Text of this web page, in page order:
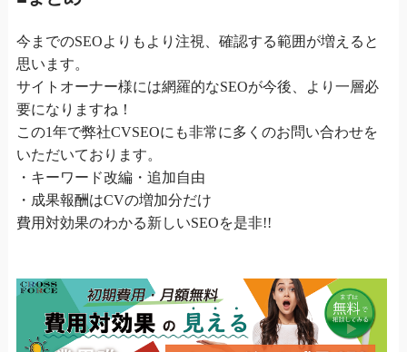
今までのSEOよりもより注視、確認する範囲が増えると
思います。
サイトオーナー様には網羅的なSEOが今後、より一層必
要になりますね！
この1年で弊社CVSEOにも非常に多くのお問い合わせを
いただいております。
・キーワード改編・追加自由
・成果報酬はCVの増加分だけ
費用対効果のわかる新しいSEOを是非!!